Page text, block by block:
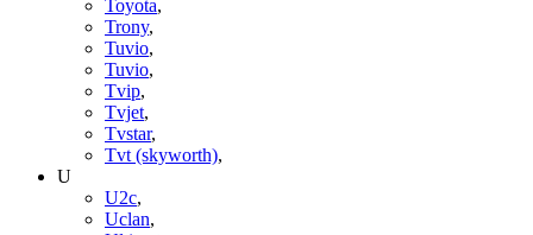
Toyota,
Trony,
Tuvio,
Tuvio,
Tvip,
Tvjet,
Tvstar,
Tvt (skyworth),
U
U2c,
Uclan,